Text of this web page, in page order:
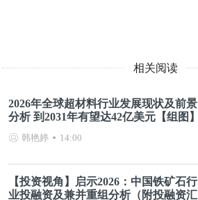
相关阅读
2026年全球超材料行业发展现状及前景
分析 到2031年有望达42亿美元【组图】
韩艳婷 14:00
【投资视角】启示2026：中国铁矿石行
业投融资及兼并重组分析（附投融资汇